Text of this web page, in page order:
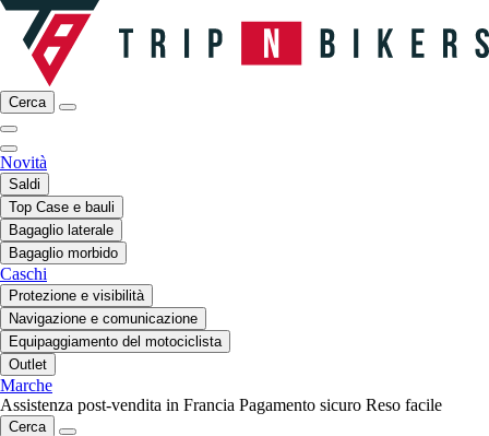
Cerca
Novità
Saldi
Top Case e bauli
Bagaglio laterale
Bagaglio morbido
Caschi
Protezione e visibilità
Navigazione e comunicazione
Equipaggiamento del motociclista
Outlet
Marche
Assistenza post-vendita in Francia Pagamento sicuro Reso facile
Cerca